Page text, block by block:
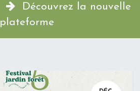
Découvrez la nouvelle
plateforme